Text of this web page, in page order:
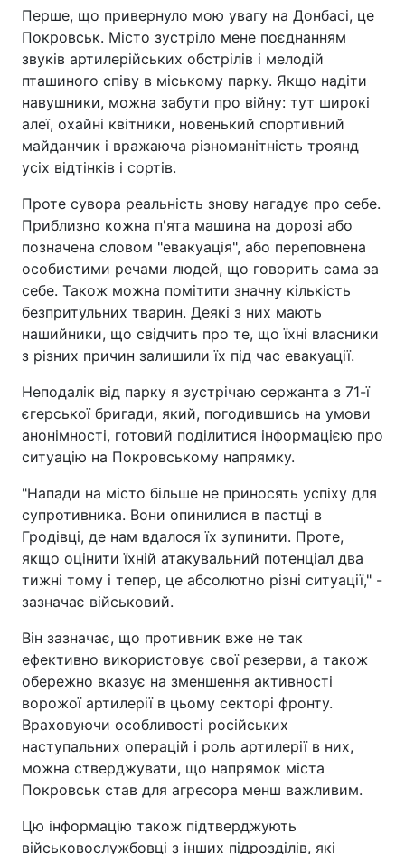
Перше, що привернуло мою увагу на Донбасі, це
Покровськ. Місто зустріло мене поєднанням
звуків артилерійських обстрілів і мелодій
пташиного співу в міському парку. Якщо надіти
навушники, можна забути про війну: тут широкі
алеї, охайні квітники, новенький спортивний
майданчик і вражаюча різноманітність троянд
усіх відтінків і сортів.
Проте сувора реальність знову нагадує про себе.
Приблизно кожна п'ята машина на дорозі або
позначена словом "евакуація", або переповнена
особистими речами людей, що говорить сама за
себе. Також можна помітити значну кількість
безпритульних тварин. Деякі з них мають
нашийники, що свідчить про те, що їхні власники
з різних причин залишили їх під час евакуації.
Неподалік від парку я зустрічаю сержанта з 71-ї
єгерської бригади, який, погодившись на умови
анонімності, готовий поділитися інформацією про
ситуацію на Покровському напрямку.
"Напади на місто більше не приносять успіху для
супротивника. Вони опинилися в пастці в
Гродівці, де нам вдалося їх зупинити. Проте,
якщо оцінити їхній атакувальний потенціал два
тижні тому і тепер, це абсолютно різні ситуації," -
зазначає військовий.
Він зазначає, що противник вже не так
ефективно використовує свої резерви, а також
обережно вказує на зменшення активності
ворожої артилерії в цьому секторі фронту.
Враховуючи особливості російських
наступальних операцій і роль артилерії в них,
можна стверджувати, що напрямок міста
Покровськ став для агресора менш важливим.
Цю інформацію також підтверджують
військовослужбовці з інших підрозділів, які